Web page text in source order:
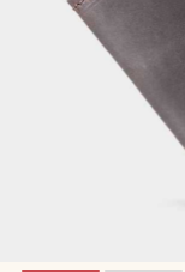
Популярное
Женские сумки